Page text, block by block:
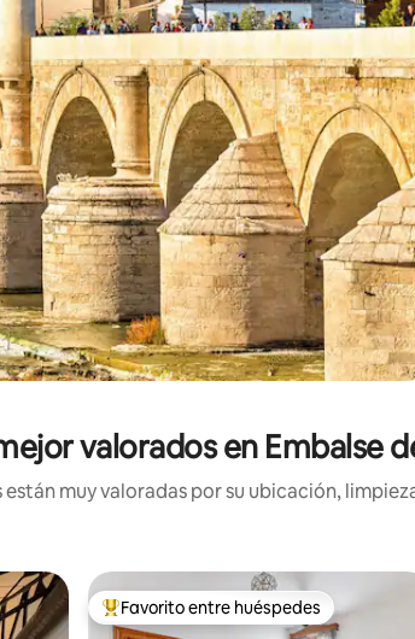
valorados en Embalse
muy valoradas por su ubicación,
Favorito entre huéspedes preferido
Favorito entre huéspedes